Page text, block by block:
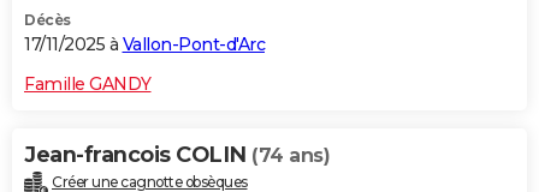
Décès
17/11/2025 à Vallon-Pont-d'Arc
Famille GANDY
Jean-francois COLIN (74 ans)
Créer une cagnotte obsèques